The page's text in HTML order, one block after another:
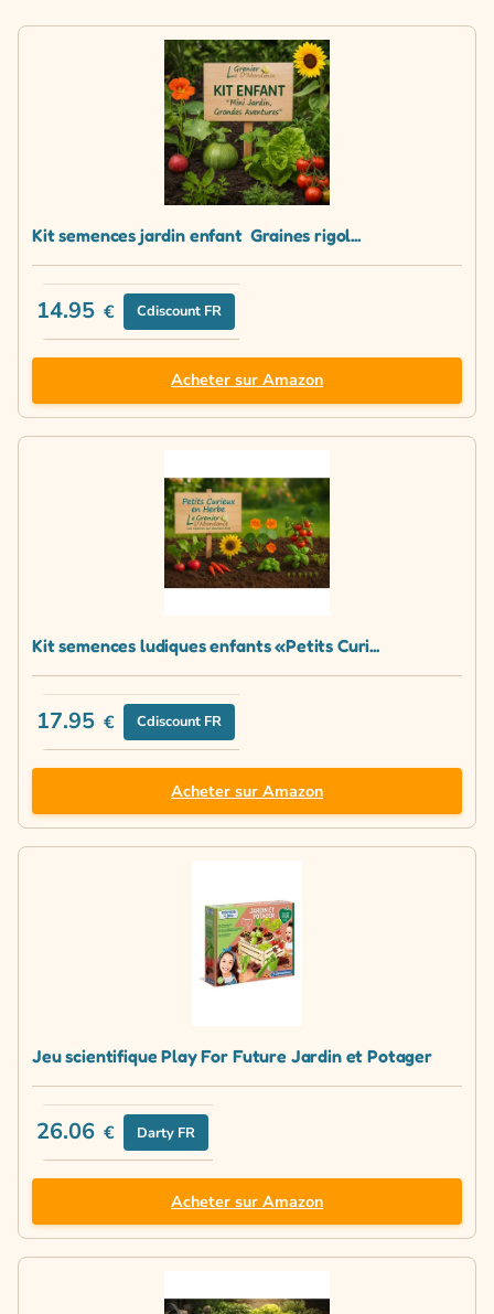
Kit semences jardin enfant  Graines rigol...
14.95 € Cdiscount FR
Acheter sur Amazon
Kit semences ludiques enfants «Petits Curi...
17.95 € Cdiscount FR
Acheter sur Amazon
Jeu scientifique Play For Future Jardin et Potager
26.06 € Darty FR
Acheter sur Amazon